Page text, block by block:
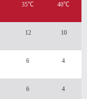
35℃ 40℃
12 10
6 4
6 4